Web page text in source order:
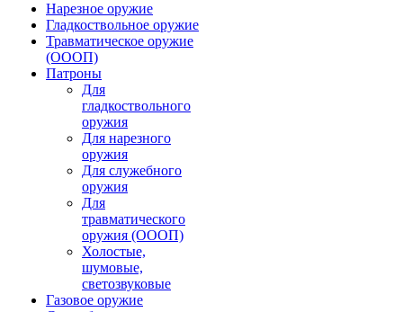
Нарезное оружие
Гладкоствольное оружие
Травматическое оружие
(ОООП)
Патроны
Для
гладкоствольного
оружия
Для нарезного
оружия
Для служебного
оружия
Для
травматического
оружия (ОООП)
Холостые,
шумовые,
светозвуковые
Газовое оружие